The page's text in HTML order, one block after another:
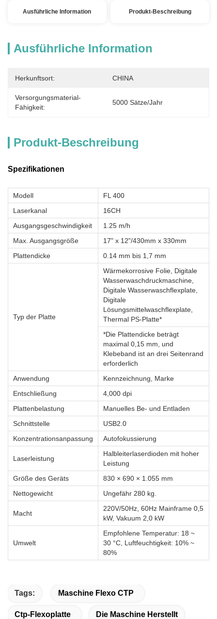
Ausführliche Information Produkt-Beschreibung
Ausführliche Information
Herkunftsort: CHINA
Versorgungsmaterial-
Fähigkeit:
5000 Sätze/Jahr
Produkt-Beschreibung
Spezifikationen
Modell
FL 400
Laserkanal
16CH
Ausgangsgeschwindigkeit
1.25 m/h
Max. Ausgangsgröße
17" x 12"/430mm x 330mm
Plattendicke
0.14 mm bis 1,7 mm
Typ der Platte
Wärmekorrosive Folie, Digitale
Wasserwaschdruckmaschine,
Digitale Wasserwaschflexplate,
Digitale
Lösungsmittelwaschflexplate,
Thermal PS-Platte*
*Die Plattendicke beträgt
maximal 0,15 mm, und
Klebeband ist an drei Seitenrand
erforderlich
Anwendung
Kennzeichnung, Marke
Entschließung
4,000 dpi
Plattenbelastung
Manuelles Be- und Entladen
Schnittstelle
USB2.0
Konzentrationsanpassung
Autofokussierung
Laserleistung
Halbleiterlaserdioden mit hoher
Leistung
Größe des Geräts
830 × 690 × 1.055 mm
Nettogewicht
Ungefähr 280 kg.
Macht
220V/50Hz, 60Hz Mainframe 0,5
kW, Vakuum 2,0 kW
Umwelt
Empfohlene Temperatur: 18 ~
30 °C, Luftfeuchtigkeit: 10% ~
80%
Tags: Maschine Flexo CTP
Ctp-Flexoplatte Die Maschine Herstellt